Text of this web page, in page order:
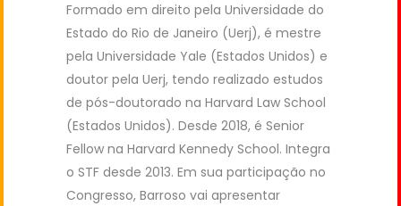
Formado em direito pela Universidade do
Estado do Rio de Janeiro (Uerj), é mestre
pela Universidade Yale (Estados Unidos) e
doutor pela Uerj, tendo realizado estudos
de pós-doutorado na Harvard Law School
(Estados Unidos). Desde 2018, é Senior
Fellow na Harvard Kennedy School. Integra
o STF desde 2013. Em sua participação no
Congresso, Barroso vai apresentar